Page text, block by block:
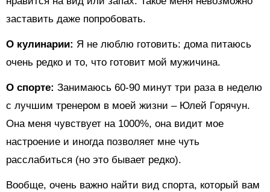
заставить даже попробовать.
О кулинарии: Я не люблю готовить: дома питаюсь
очень редко и то, что готовит мой мужичина.
О спорте: Занимаюсь 60-90 минут три раза в неделю
с лучшим тренером в моей жизни – Юлей Горячун.
Она меня чувствует на 1000%, она видит мое
настроение и иногда позволяет мне чуть
расслабиться (но это бывает редко).
Вообще, очень важно найти вид спорта, который вам